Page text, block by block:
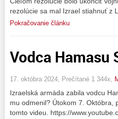
rezolúcie sa mal Izrael stiahnuť z
Pokračovanie článku
Vodca Hamasu
17. októbra 2024, Prečítané 1 344x,
Izraelská armáda zabila vodcu
mu odmenil? Útokom 7. Októbra,
tomto videu. https://